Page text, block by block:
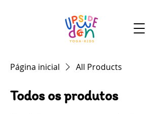
Página inicial All Products
Todos os produtos